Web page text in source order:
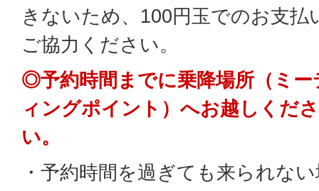
きないため、100円玉でのお支払
ご協力ください。
◎予約時間までに乗降場所（ミー
ィングポイント）へお越しくださ
い。
・予約時間を過ぎても来られな